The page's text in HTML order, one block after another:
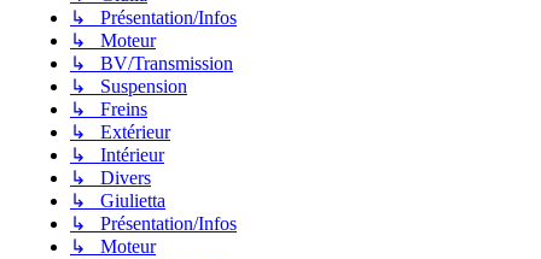
↳ Présentation/Infos
↳ Moteur
↳ BV/Transmission
↳ Suspension
↳ Freins
↳ Extérieur
↳ Intérieur
↳ Divers
↳ Giulietta
↳ Présentation/Infos
↳ Moteur